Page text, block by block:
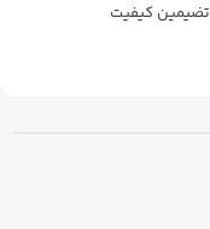
تضیمین کیفیت